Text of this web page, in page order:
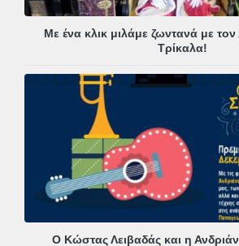
Με ένα κλικ μιλάμε ζωντανά με
Τρίκαλα!
Ο Κώστας Λειβαδάς και η